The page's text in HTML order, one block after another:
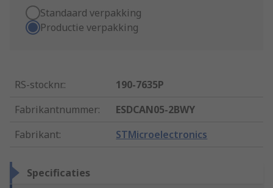
Standaard verpakking
Productie verpakking
RS-stocknr.:
190-7635P
Fabrikantnummer:
ESDCAN05-2BWY
Fabrikant: STMicroelectronics
Specificaties